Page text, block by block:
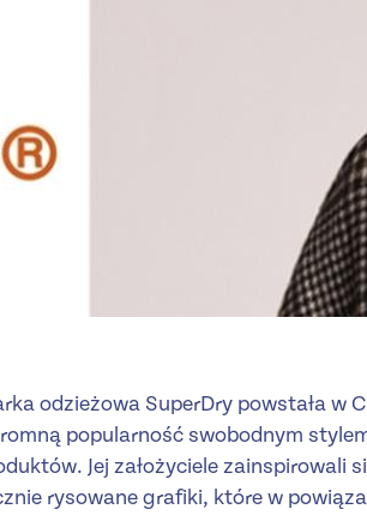
odzieżowa SuperDry powstała w
popularność swobodnym
Jej założyciele zainspirowali
rysowane grafiki, które w